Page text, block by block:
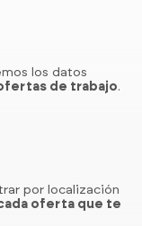
los datos
de trabajo.
por localización
oferta que te